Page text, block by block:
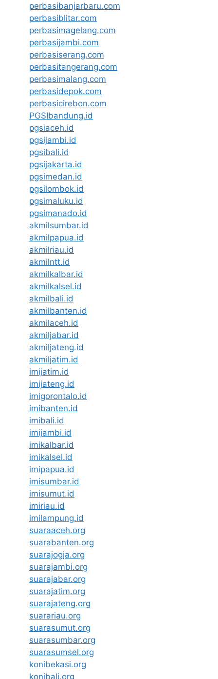
perbasibanjarbaru.com
perbasiblitar.com
perbasimagelang.com
perbasijambi.com
perbasiserang.com
perbasitangerang.com
perbasimalang.com
perbasidepok.com
perbasicirebon.com
PGSIbandung.id
pgsiaceh.id
pgsijambi.id
pgsibali.id
pgsijakarta.id
pgsimedan.id
pgsilombok.id
pgsimaluku.id
pgsimanado.id
akmilsumbar.id
akmilpapua.id
akmilriau.id
akmilntt.id
akmilkalbar.id
akmilkalsel.id
akmilbali.id
akmilbanten.id
akmilaceh.id
akmiljabar.id
akmiljateng.id
akmiljatim.id
imijatim.id
imijateng.id
imigorontalo.id
imibanten.id
imibali.id
imijambi.id
imikalbar.id
imikalsel.id
imipapua.id
imisumbar.id
imisumut.id
imiriau.id
imilampung.id
suaraaceh.org
suarabanten.org
suarajogja.org
suarajambi.org
suarajabar.org
suarajatim.org
suarajateng.org
suarariau.org
suarasumut.org
suarasumbar.org
suarasumsel.org
konibekasi.org
konibali.org